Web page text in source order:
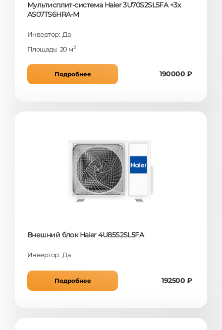
Мультисплит-система Haier 3U70S2SL5FA +3x
AS07TS6HRA-M
Инвертор: Да
Площадь: 20 м2
Подробнее 190000 ₽
Внешний блок Haier 4U85S2SL5FA
Инвертор: Да
Подробнее 192500 ₽